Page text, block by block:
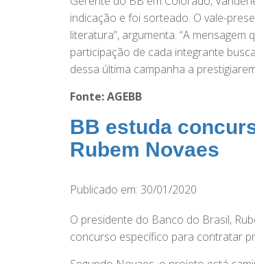
indicação e foi sorteado. O vale-
literatura”, argumenta. “A
participação de cada integrante
dessa última campanha a
Fonte: AGEBB
BB estuda
Rubem Novaes
Publicado em: 30/01/2020
O presidente do Banco do Brasil,
concurso específico para contratar